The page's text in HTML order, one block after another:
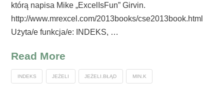
którą napisa Mike „ExcelIsFun” Girvin.
http://www.mrexcel.com/2013books/cse2013book.html
Użyta/e funkcja/e: INDEKS, …
Read More
INDEKS JEŻELI JEŻELI.BŁĄD MIN.K